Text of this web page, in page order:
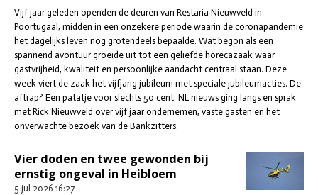
Vijf jaar geleden openden de deuren van Restaria Nieuwveld in
Poortugaal, midden in een onzekere periode waarin de coronapandemie
het dagelijks leven nog grotendeels bepaalde. Wat begon als een
spannend avontuur groeide uit tot een geliefde horecazaak waar
gastvrijheid, kwaliteit en persoonlijke aandacht centraal staan. Deze
week viert de zaak het vijfjarig jubileum met speciale jubileumacties. De
aftrap? Een patatje voor slechts 50 cent. NL nieuws ging langs en sprak
met Rick Nieuwveld over vijf jaar ondernemen, vaste gasten en het
onverwachte bezoek van de Bankzitters.
Vier doden en twee gewonden bij
ernstig ongeval in Heibloem
5 jul 2026 16:27